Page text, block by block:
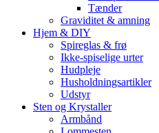
Tænder
Graviditet & amning
Hjem & DIY
Spireglas & frø
Ikke-spiselige urter
Hudpleje
Husholdningsartikler
Udstyr
Sten og Krystaller
Armbånd